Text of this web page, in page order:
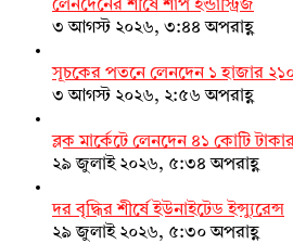
লেনদেনের শীর্ষে শার্প ইন্ডাস্ট্রিজ
৩ আগস্ট ২০২৬, ৩:৪৪ অপরাহ্ণ
সূচকের পতনে লেনদেন ১ হাজার
৩ আগস্ট ২০২৬, ২:৫৬ অপরাহ্ণ
ব্লক মার্কেটে লেনদেন ৪১ কোটি
২৯ জুলাই ২০২৬, ৫:৩৪ অপরাহ্ণ
দর বৃদ্ধির শীর্ষে ইউনাইটেড ইন্স্যুরেন্স
২৯ জুলাই ২০২৬, ৫:৩০ অপরাহ্ণ